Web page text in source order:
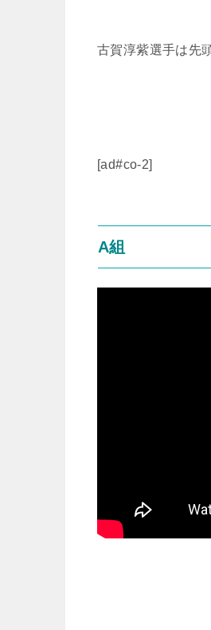
古賀淳紫選手は先
[ad#co-2]
A組